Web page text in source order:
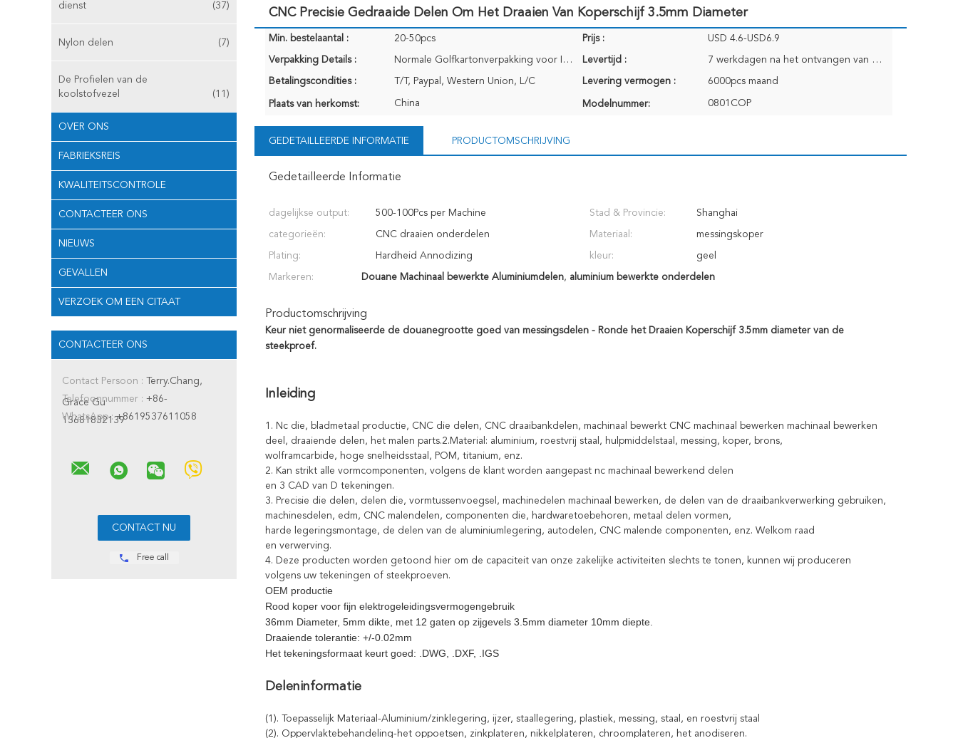
dienst
(37)
Nylon delen (7)
De Profielen van de
koolstofvezel
(11)
OVER ONS
FABRIEKSREIS
KWALITEITSCONTROLE
CONTACTEER ONS
NIEUWS
GEVALLEN
VERZOEK OM EEN CITAAT
CONTACTEER ONS
Contact Persoon : Terry.Chang,
Grace Gu
Telefoonnummer : +86-
13681832139
WhatsApp :+8619537611058
Free call
CNC Precisie Gedraaide Delen Om Het Draaien Van Koperschijf 3.5mm Diameter
Min. bestelaantal : 20-50pcs Prijs : USD 4.6-USD6.9
Verpakking Details : Normale Golfkartonverpakking voor Internationaal vervoer Levertijd : 7 werkdagen na het ontvangen van Ordebetaling
Betalingscondities : T/T, Paypal, Western Union, L/C Levering vermogen : 6000pcs maand
Plaats van herkomst: China Modelnummer: 0801COP
GEDETAILLEERDE INFORMATIE PRODUCTOMSCHRIJVING
Gedetailleerde Informatie
dagelijkse output: 500-100Pcs per Machine Stad & Provincie: Shanghai
categorieën: CNC draaien onderdelen Materiaal: messingskoper
Plating: Hardheid Annodizing kleur: geel
Markeren: Douane Machinaal bewerkte Aluminiumdelen, aluminium bewerkte onderdelen
Productomschrijving
Keur niet genormaliseerde de douanegrootte goed van messingsdelen - Ronde het Draaien Koperschijf 3.5mm diameter van de
steekproef.
Inleiding
1. Nc die, bladmetaal productie, CNC die delen, CNC draaibankdelen, machinaal bewerkt CNC machinaal bewerken machinaal bewerken
deel, draaiende delen, het malen parts.2.Material: aluminium, roestvrij staal, hulpmiddelstaal, messing, koper, brons,
wolframcarbide, hoge snelheidsstaal, POM, titanium, enz.
2. Kan strikt alle vormcomponenten, volgens de klant worden aangepast nc machinaal bewerkend delen
en 3 CAD van D tekeningen.
3. Precisie die delen, delen die, vormtussenvoegsel, machinedelen machinaal bewerken, de delen van de draaibankverwerking gebruiken,
machinesdelen, edm, CNC malendelen, componenten die, hardwaretoebehoren, metaal delen vormen,
harde legeringsmontage, de delen van de aluminiumlegering, autodelen, CNC malende componenten, enz. Welkom raad
en verwerving.
4. Deze producten worden getoond hier om de capaciteit van onze zakelijke activiteiten slechts te tonen, kunnen wij produceren
volgens uw tekeningen of steekproeven.
OEM productie
Rood koper voor fijn elektrogeleidingsvermogengebruik
36mm Diameter, 5mm dikte, met 12 gaten op zijgevels 3.5mm diameter 10mm diepte.
Draaiende tolerantie: +/-0.02mm
Het tekeningsformaat keurt goed: .DWG, .DXF, .IGS
Deleninformatie
(1). Toepasselijk Materiaal-Aluminium/zinklegering, ijzer, staallegering, plastiek, messing, staal, en roestvrij staal
(2). Oppervlaktebehandeling-het oppoetsen, zinkplateren, nikkelplateren, chroomplateren, het anodiseren.